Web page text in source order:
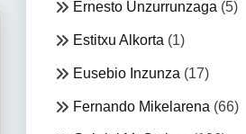
Ernesto Unzurrunzaga (5)
Estitxu Alkorta (1)
Eusebio Inzunza (17)
Fernando Mikelarena (66)